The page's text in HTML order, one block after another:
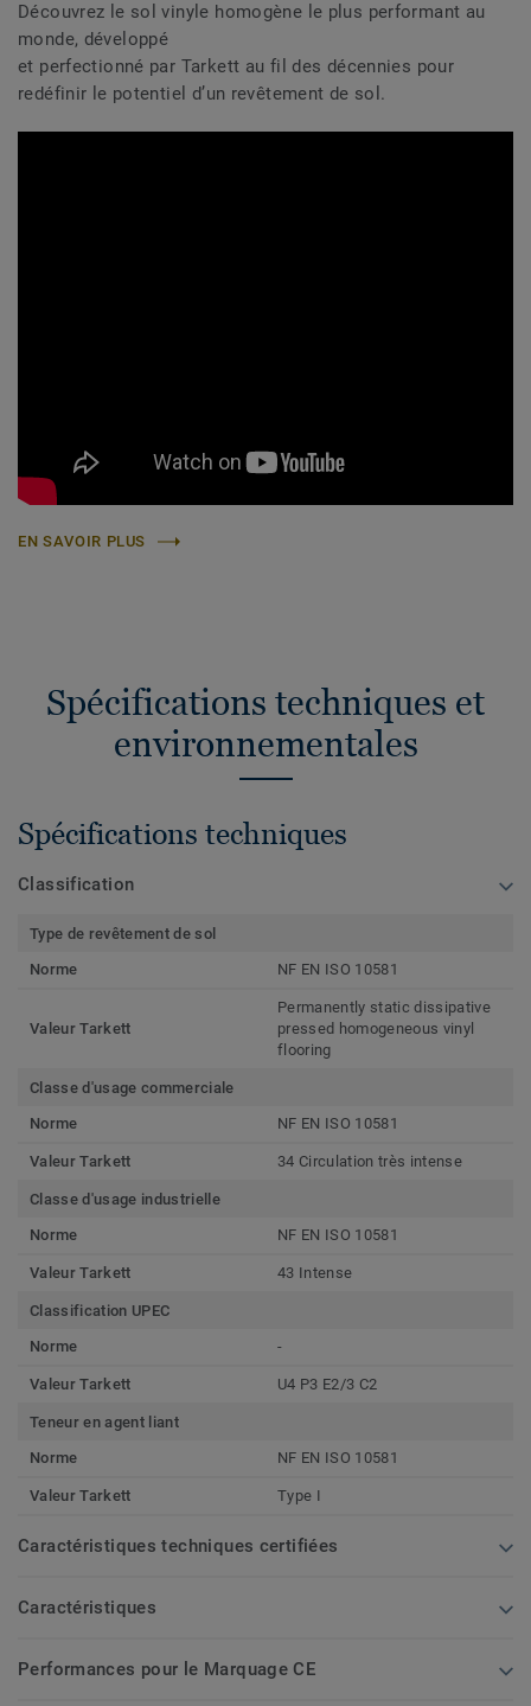
Découvrez le sol vinyle homogène le plus performant au
monde, développé
et perfectionné par Tarkett au fil des décennies pour
redéfinir le potentiel d’un revêtement de sol.
EN SAVOIR PLUS
Spécifications techniques et
environnementales
Spécifications techniques
Classification
Type de revêtement de sol
Norme
NF EN ISO 10581
Valeur Tarkett
Permanently static dissipative
pressed homogeneous vinyl
flooring
Classe d'usage commerciale
Norme
NF EN ISO 10581
Valeur Tarkett 34 Circulation très intense
Classe d'usage industrielle
Norme
NF EN ISO 10581
Valeur Tarkett 43 Intense
Classification UPEC
Norme
-
Valeur Tarkett U4 P3 E2/3 C2
Teneur en agent liant
Norme
NF EN ISO 10581
Valeur Tarkett Type I
Caractéristiques techniques certifiées
Caractéristiques
Performances pour le Marquage CE